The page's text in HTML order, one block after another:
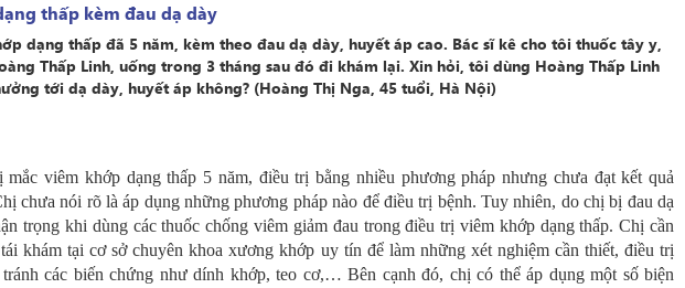
thấp kèm đau dạ dày
dạng thấp đã 5 năm, kèm theo đau dạ dày, huyết áp cao. Bác sĩ kê cho tôi thuốc tây y,
Thấp Linh, uống trong 3 tháng sau đó đi khám lại. Xin hỏi, tôi dùng Hoàng Thấp Linh
tới dạ dày, huyết áp không? (Hoàng Thị Nga, 45 tuổi, Hà Nội)
mắc viêm khớp dạng thấp 5 năm, điều trị bằng nhiều phương pháp nhưng chưa đạt kết quả
chưa nói rõ là áp dụng những phương pháp nào để điều trị bệnh. Tuy nhiên, do chị bị đau dạ
trọng khi dùng các thuốc chống viêm giảm đau trong điều trị viêm khớp dạng thấp. Chị cần
khám tại cơ sở chuyên khoa xương khớp uy tín để làm những xét nghiệm cần thiết, điều trị
các biến chứng như dính khớp, teo cơ,… Bên cạnh đó, chị có thể áp dụng một số biện